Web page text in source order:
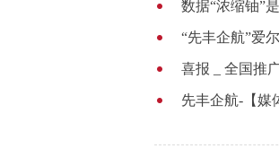
数据“浓缩铀”
“先丰企航”爱
喜报 _ 全国推
先丰企航-【媒